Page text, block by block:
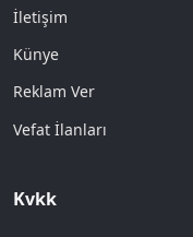
İletişim
Künye
Reklam Ver
Vefat İlanları
Kvkk